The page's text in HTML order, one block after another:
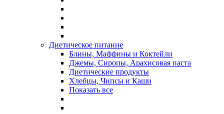
Диетическое питание
Блины, Маффины и Коктейли
Джемы, Сиропы, Арахисовая паста
Диетические продукты
Хлебцы, Чипсы и Каши
Показать все